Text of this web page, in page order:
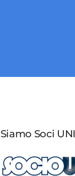
Siamo Soci UNI